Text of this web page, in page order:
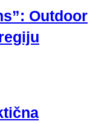
Outdoor